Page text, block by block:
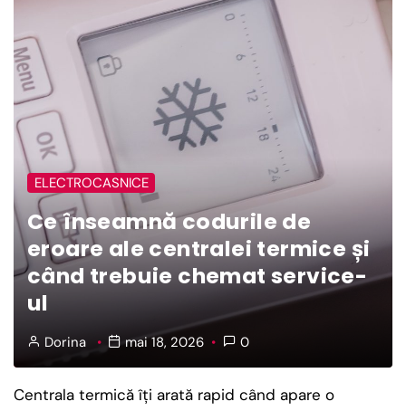
ELECTROCASNICE
Ce înseamnă codurile de
eroare ale centralei termice și
când trebuie chemat service-
ul
Dorina mai 18, 2026 0
Centrala termică îți arată rapid când apare o